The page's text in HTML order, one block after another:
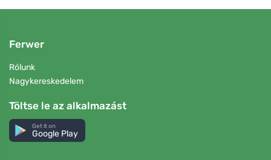
Ferwer
Rólunk
Nagykereskedelem
Töltse le az alkalmazást
Get it on
Google Play